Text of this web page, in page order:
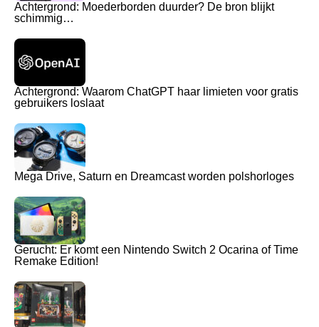
Achtergrond: Moederborden duurder? De bron blijkt
schimmig…
Achtergrond: Waarom ChatGPT haar limieten voor gratis
gebruikers loslaat
Mega Drive, Saturn en Dreamcast worden polshorloges
Gerucht: Er komt een Nintendo Switch 2 Ocarina of Time
Remake Edition!